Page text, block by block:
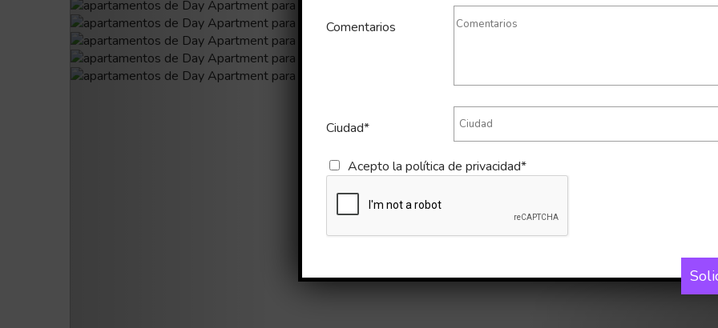
Comentarios
Ciudad*
Acepto la política de privacidad*